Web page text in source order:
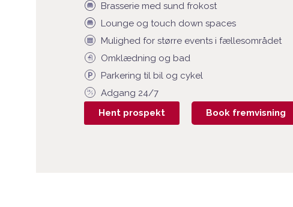
Brasserie med sund frokost
Lounge og touch down spaces
Mulighed for større events i fællesområdet
Omklædning og bad
Parkering til bil og cykel
Adgang 24/7
Hent prospekt
Book fremvisning